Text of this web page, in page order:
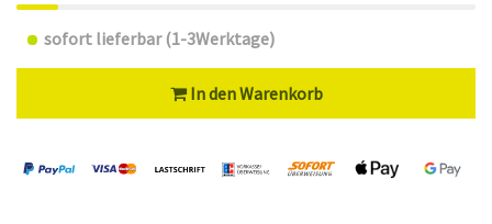
sofort lieferbar (1-3Werktage)
In den Warenkorb